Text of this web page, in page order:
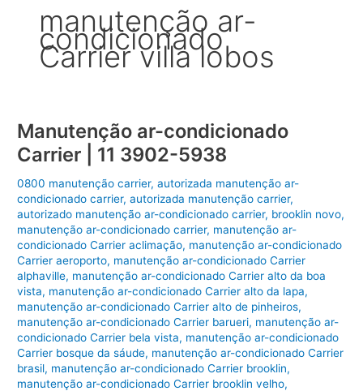
manutenção ar-
condicionado
Carrier villa lobos
Manutenção ar-condicionado
Carrier | 11 3902-5938
0800 manutenção carrier,autorizada manutenção ar-
condicionado carrier,autorizada manutenção carrier,
autorizado manutenção ar-condicionado carrier, brooklin novo,
manutenção ar-condicionado carrier, manutenção ar-
condicionado Carrier aclimação, manutenção ar-condicionado
Carrier aeroporto, manutenção ar-condicionado Carrier
alphaville, manutenção ar-condicionado Carrier alto da boa
vista, manutenção ar-condicionado Carrier alto da lapa,
manutenção ar-condicionado Carrier alto de pinheiros,
manutenção ar-condicionado Carrier barueri, manutenção ar-
condicionado Carrier bela vista, manutenção ar-condicionado
Carrier bosque da sáude, manutenção ar-condicionado Carrier
brasil, manutenção ar-condicionado Carrier brooklin,
manutenção ar-condicionado Carrier brooklin velho,